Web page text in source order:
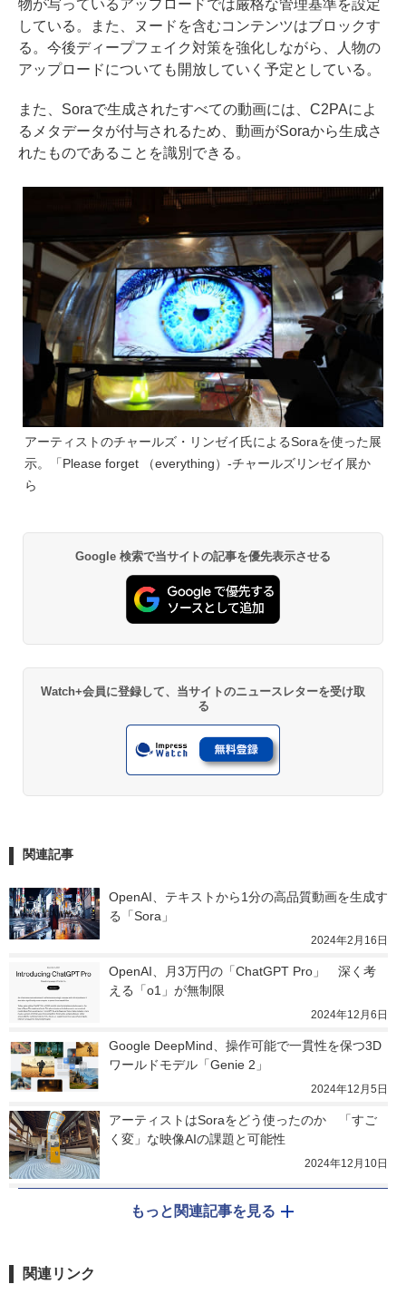
物が写っているアップロードでは厳格な管理基準を設定
している。また、ヌードを含むコンテンツはブロックす
る。今後ディープフェイク対策を強化しながら、人物の
アップロードについても開放していく予定としている。
また、Soraで生成されたすべての動画には、C2PAによ
るメタデータが付与されるため、動画がSoraから生成さ
れたものであることを識別できる。
アーティストのチャールズ・リンゼイ氏によるSoraを使った展
示。「Please forget （everything）-チャールズリンゼイ展か
ら
Google 検索で当サイトの記事を優先表示させる
Watch+会員に登録して、当サイトのニュースレターを受け取
る
関連記事
OpenAI、テキストから1分の高品質動画を生成す
る「Sora」
2024年2月16日
OpenAI、月3万円の「ChatGPT Pro」　深く考
える「o1」が無制限
2024年12月6日
Google DeepMind、操作可能で一貫性を保つ3D
ワールドモデル「Genie 2」
2024年12月5日
アーティストはSoraをどう使ったのか　「すご
く変」な映像AIの課題と可能性
2024年12月10日
もっと関連記事を見る
関連リンク